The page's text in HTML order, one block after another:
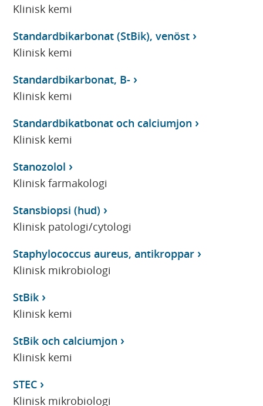
Klinisk kemi
Standardbikarbonat (StBik), venöst
Klinisk kemi
Standardbikarbonat, B-
Klinisk kemi
Standardbikatbonat och calciumjon
Klinisk kemi
Stanozolol
Klinisk farmakologi
Stansbiopsi (hud)
Klinisk patologi/cytologi
Staphylococcus aureus, antikroppar
Klinisk mikrobiologi
StBik
Klinisk kemi
StBik och calciumjon
Klinisk kemi
STEC
Klinisk mikrobiologi